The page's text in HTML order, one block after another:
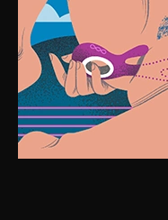
pequeña toque tu